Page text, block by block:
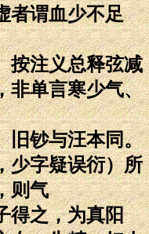
者谓血少不足
按注义总释弦减
非单言寒少气、
旧钞与汪本同。
少字疑误衍）所
则气
得之，为真阳